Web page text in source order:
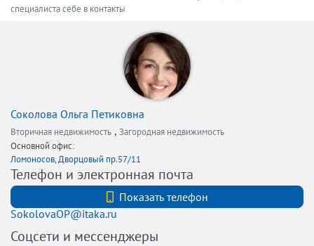
специалиста себе в контакты
Соколова Ольга Петиковна
Вторичная недвижимость , Загородная недвижимость
Основной офис:
Ломоносов, Дворцовый пр.57/11
Телефон и электронная почта
Показать телефон
SokolovaOP@itaka.ru
Соцсети и мессенджеры